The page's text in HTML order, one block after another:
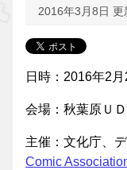
2016年3月8日 更
日時：2016年2
会場：秋葉原Ｕ
主催：文化庁、
Comic